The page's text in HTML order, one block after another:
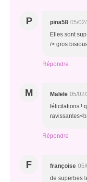
P pina58 05/
Elles sont
/> gros
Répondre
M Malele 05/
félicitations !
Répondre
F françoise
de superbes